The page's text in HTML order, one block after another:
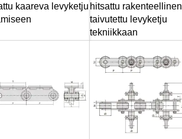
kaareva levyketju hitsattu rakenteellinen
taivutettu levyketju
tekniikkaan